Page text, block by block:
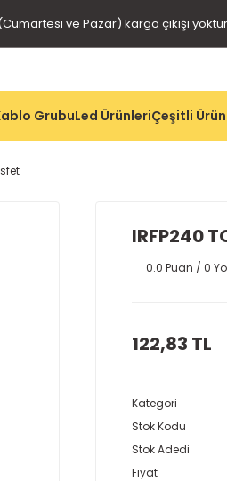
ve Pazar) kargo çıkışı
GrubuLed ÜrünleriÇeşitli
IRFP240
0.0 Puan / 0
122,83 TL
Kategori
Stok Kodu
Stok Adedi
Fiyat